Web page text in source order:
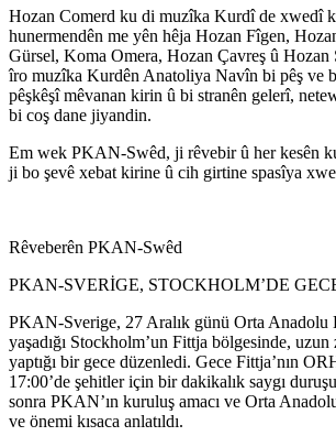
Hozan Comerd ku di muzîka Kurdî de xwedî
hunermendên me yên hêja Hozan Fîgen,
Gürsel, Koma Omera, Hozan Çavreş û Hozan
îro muzîka Kurdên Anatoliya Navîn bi pêş ve
pêşkêşî mêvanan kirin û bi stranên gelerî,
bi coş dane jiyandin.
Em wek PKAN-Swêd, ji rêvebir û her kesên
ji bo şevê xebat kirine û cih girtine spasîya
Rêveberên PKAN-Swêd
PKAN-SVERİGE, STOCKHOLM’DE
PKAN-Sverige, 27 Aralık günü Orta Anadolu
yaşadığı Stockholm’un Fittja bölgesinde, uzun
yaptığı bir gece düzenledi. Gece Fittja’nın
17:00’de şehitler için bir dakikalık saygı
sonra PKAN’ın kuruluş amacı ve Orta
ve önemi kısaca anlatıldı.